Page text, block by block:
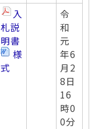
入
札説
明書
様
式
令
和
元
年6
月2
8日
16
時0
0分